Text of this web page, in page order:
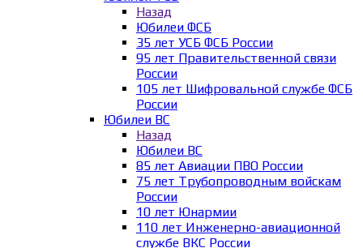
Назад
Юбилеи ФСБ
35 лет УСБ ФСБ России
95 лет Правительственной связи
России
105 лет Шифровальной службе ФСБ
России
Юбилеи ВС
Назад
Юбилеи ВС
85 лет Авиации ПВО России
75 лет Трубопроводным войскам
России
10 лет Юнармии
110 лет Инженерно-авиационной
службе ВКС России